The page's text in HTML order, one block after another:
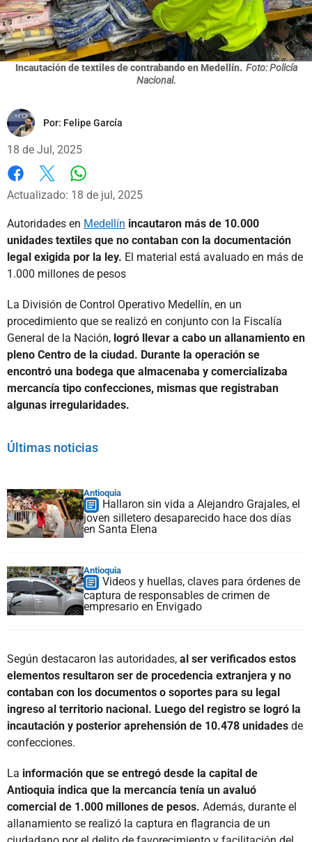
Incautación de textiles de contrabando en Medellín. Foto: Policía
Nacional.
Por: Felipe García
18 de Jul, 2025
Facebook
X
Actualizado: 18 de jul, 2025
Autoridades en Medellín incautaron más de 10.000
unidades textiles que no contaban con la documentación
legal exigida por la ley. El material está avaluado en más de
1.000 millones de pesos
La División de Control Operativo Medellín, en un
procedimiento que se realizó en conjunto con la Fiscalía
General de la Nación, logró llevar a cabo un allanamiento en
pleno Centro de la ciudad. Durante la operación se
encontró una bodega que almacenaba y comercializaba
mercancía tipo confecciones, mismas que registraban
algunas irregularidades.
Últimas noticias
Antioquia
Hallaron sin vida a Alejandro Grajales, el
joven silletero desaparecido hace dos días
en Santa Elena
Antioquia
Videos y huellas, claves para órdenes de
captura de responsables de crimen de
empresario en Envigado
Según destacaron las autoridades, al ser verificados estos
elementos resultaron ser de procedencia extranjera y no
contaban con los documentos o soportes para su legal
ingreso al territorio nacional. Luego del registro se logró la
incautación y posterior aprehensión de 10.478 unidades de
confecciones.
La información que se entregó desde la capital de
Antioquia indica que la mercancía tenía un avaluó
comercial de 1.000 millones de pesos. Además, durante el
allanamiento se realizó la captura en flagrancia de un